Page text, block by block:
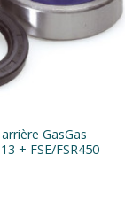
GasGas
+ FSE/FSR450